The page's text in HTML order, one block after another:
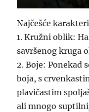
Najčešće
1. Kružni oblik:
savršenog kruga
2. Boje: Ponekad
boja, s
plavičastim
ali mnogo